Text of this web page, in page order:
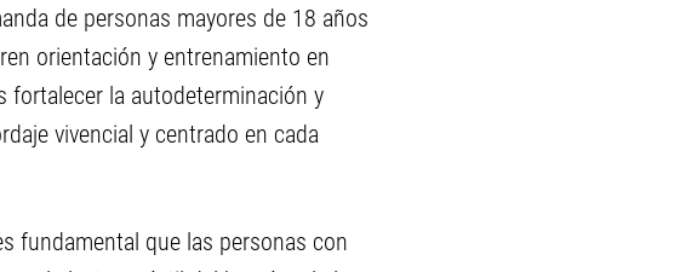
de personas mayores de 18 años
orientación y entrenamiento en
fortalecer la autodeterminación y
vivencial y centrado en cada
fundamental que las personas con